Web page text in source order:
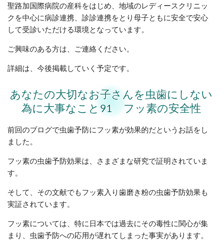
聖路加国際病院の産科をはじめ、地域のレディースクリニッ
クを中心に病診連携、診診連携をとり母子ともに安全で安心
して受診いただける環境となっています。
ご興味のある方は、ご連絡ください。
詳細は、今後掲載していく予定です。
あなたの大切なお子さんを虫歯にしない
為に大事なこと91 フッ素の安全性
前回のブログで虫歯予防にフッ素が効果的だというお話をし
ました。
フッ素の虫歯予防効果は、さまざまな研究で証明されていま
す。
そして、その文献でもフッ素入り歯磨き粉の虫歯予防効果も
実証されています。
フッ素については、特に日本では過去にその毒性に関心が集
まり、虫歯予防への応用が遅れてしまった事実があります。